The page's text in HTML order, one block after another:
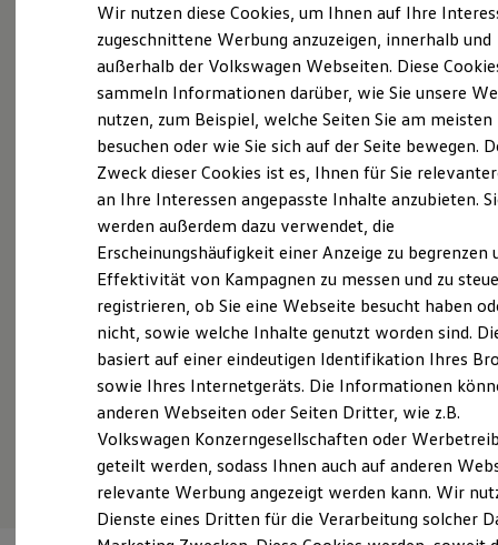
Elektroautos
ID. Tutorials
Elektrofahrzeugkonzepte
Reichweite
Reichweite der ID. Modelle
Reichweite im Winter
Laden
Laden unterwegs
Laden Zuhause
Ladezeitensimulator
Batterie
Sicherheit
Garantie und Lebensdauer
Nachhaltigkeit
Technologie
Kosten und Kauf
Verbrauchskosten
Kaufoptionen
E-Auto-Förderung
Software und Konnektivität
Die ID. Software 6
ID. Software Versionen und Updates
Digitale Extras
Schnittstellen zu Ihrem ID.
Probefahrt vereinbaren
Fahrzeugangebot anfordern
Servicetermin buchen
Serviceanfrage stellen
Wir nutzen diese Cookies, um Ihnen auf Ihre
zugeschnittene Werbung anzuzeigen, innerhalb und
außerhalb der Volkswagen Webseiten. Diese
sammeln Informationen darüber, wie Sie unsere
nutzen, zum Beispiel, welche Seiten Sie am meisten
besuchen oder wie Sie sich auf der Seite bewegen.
Zweck dieser Cookies ist es, Ihnen für Sie
an Ihre Interessen angepasste Inhalte anzubieten.
werden außerdem dazu verwendet, die
Erscheinungshäufigkeit einer Anzeige zu begrenzen
Effektivität von Kampagnen zu messen und zu
registrieren, ob Sie eine Webseite besucht haben
nicht, sowie welche Inhalte genutzt worden sind.
basiert auf einer eindeutigen Identifikation Ihres
sowie Ihres Internetgeräts. Die Informationen
anderen Webseiten oder Seiten Dritter, wie z.B.
Volkswagen Konzerngesellschaften oder
geteilt werden, sodass Ihnen auch auf anderen
relevante Werbung angezeigt werden kann. Wir
Dienste eines Dritten für die Verarbeitung solcher